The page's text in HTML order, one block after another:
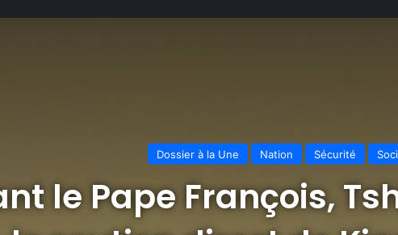
Dossier à la Une Nation Sécurité
le Pape François,